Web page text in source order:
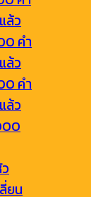
ล้ว
คำ
ล้ว
คำ
ล้ว
ยน